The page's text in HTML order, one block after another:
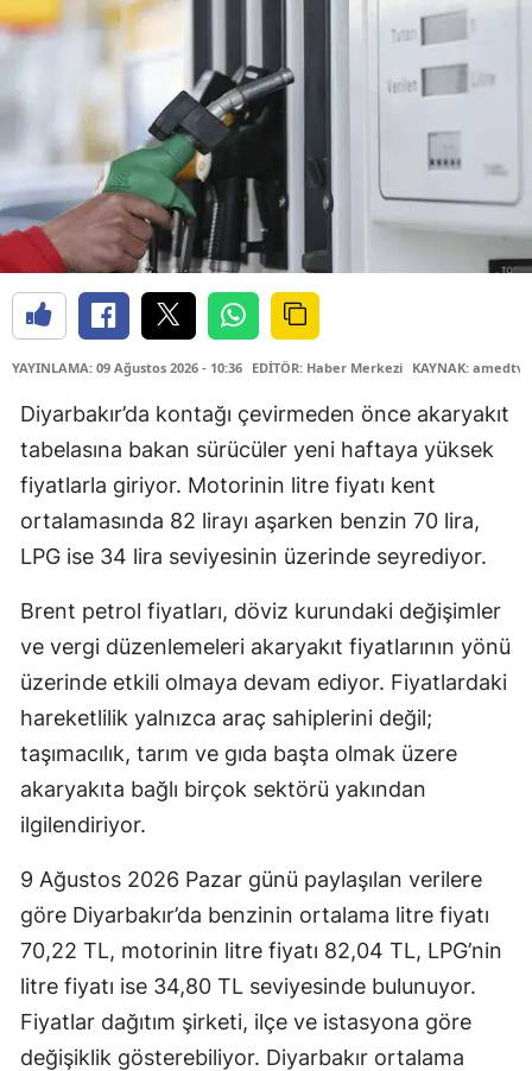
YAYINLAMA: 09 Ağustos 2026 - 10:36 EDİTÖR: Haber Merkezi KAYNAK:
Diyarbakır’da kontağı çevirmeden önce akaryakıt
tabelasına bakan sürücüler yeni haftaya yüksek
fiyatlarla giriyor. Motorinin litre fiyatı kent
ortalamasında 82 lirayı aşarken benzin 70 lira,
LPG ise 34 lira seviyesinin üzerinde seyrediyor.
Brent petrol fiyatları, döviz kurundaki değişimler
ve vergi düzenlemeleri akaryakıt fiyatlarının yönü
üzerinde etkili olmaya devam ediyor. Fiyatlardaki
hareketlilik yalnızca araç sahiplerini değil;
taşımacılık, tarım ve gıda başta olmak üzere
akaryakıta bağlı birçok sektörü yakından
ilgilendiriyor.
9 Ağustos 2026 Pazar günü paylaşılan verilere
göre Diyarbakır’da benzinin ortalama litre fiyatı
70,22 TL, motorinin litre fiyatı 82,04 TL, LPG’nin
litre fiyatı ise 34,80 TL seviyesinde bulunuyor.
Fiyatlar dağıtım şirketi, ilçe ve istasyona göre
değişiklik gösterebiliyor. Diyarbakır ortalama